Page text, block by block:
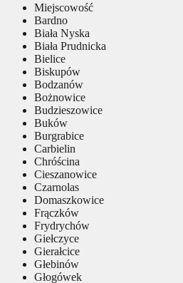
Miejscowość
Bardno
Biała Nyska
Biała Prudnicka
Bielice
Biskupów
Bodzanów
Bożnowice
Budzieszowice
Buków
Burgrabice
Carbielin
Chróścina
Cieszanowice
Czarnolas
Domaszkowice
Frączków
Frydrychów
Giełczyce
Gierałcice
Głebinów
Głogówek